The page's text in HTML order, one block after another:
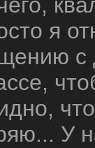
я
с
У